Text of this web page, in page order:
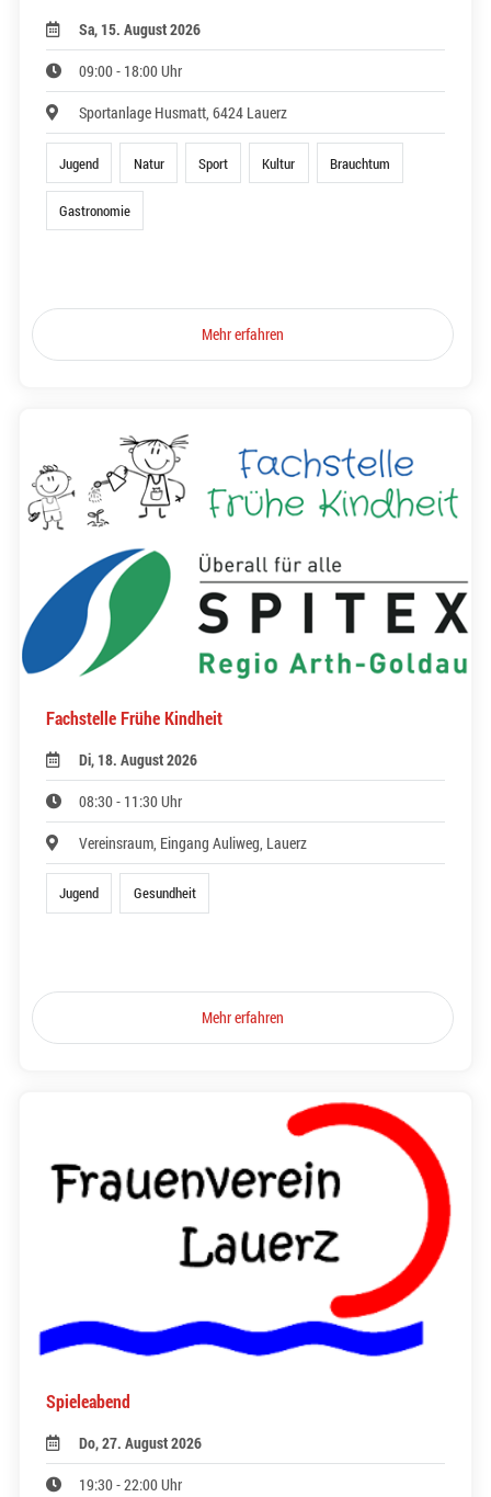
Sa, 15. August 2026
09:00 - 18:00 Uhr
Sportanlage Husmatt, 6424 Lauerz
Jugend Natur Sport Kultur Brauchtum
Gastronomie
Mehr erfahren
Fachstelle Frühe Kindheit
Di, 18. August 2026
08:30 - 11:30 Uhr
Vereinsraum, Eingang Auliweg, Lauerz
Jugend Gesundheit
Mehr erfahren
Spieleabend
Do, 27. August 2026
19:30 - 22:00 Uhr